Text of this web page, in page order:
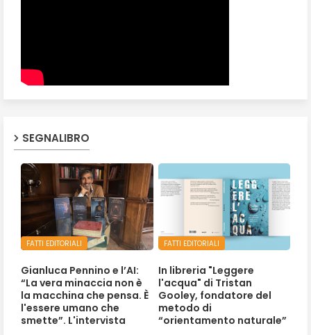
SEGNALIBRO
FATTI EDITORIALI
Gianluca Pennino e l’AI:
“La vera minaccia non è
la macchina che pensa. È
l'essere umano che
smette”. L'intervista
FATTI EDITORIALI
In libreria "Leggere
l'acqua" di Tristan
Gooley, fondatore del
metodo di
“orientamento naturale”